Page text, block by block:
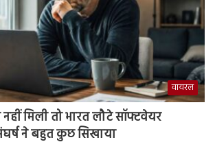
वायरल
मिली तो भारत लौटे सॉफ्टवेयर
ने बहुत कुछ सिखाया